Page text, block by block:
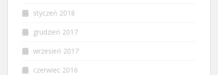
styczeń 2018
grudzień 2017
wrzesień 2017
czerwiec 2016